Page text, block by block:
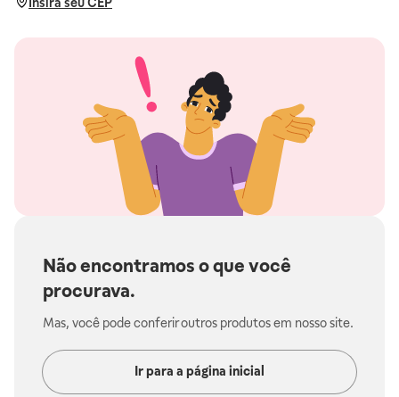
Não encontramos o que você
procurava.
Mas, você pode conferir outros produtos em nosso site.
Ir para a página inicial